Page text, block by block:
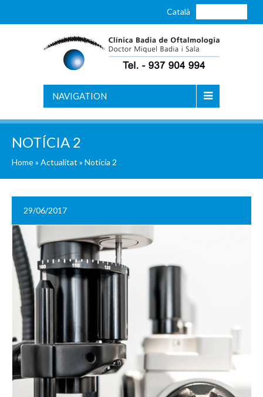
Català
NAVIGATION
NOTÍCIA 2
Home» Actualitat » Notícia 2
29/06/2017